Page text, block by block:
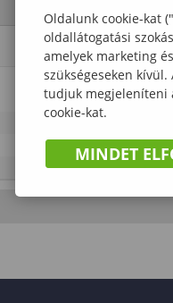
Oldalunk cookie-kat
oldallátogatási
amelyek marketing
szükségeseken
tudjuk megjeleníteni
cookie-kat.
MINDET